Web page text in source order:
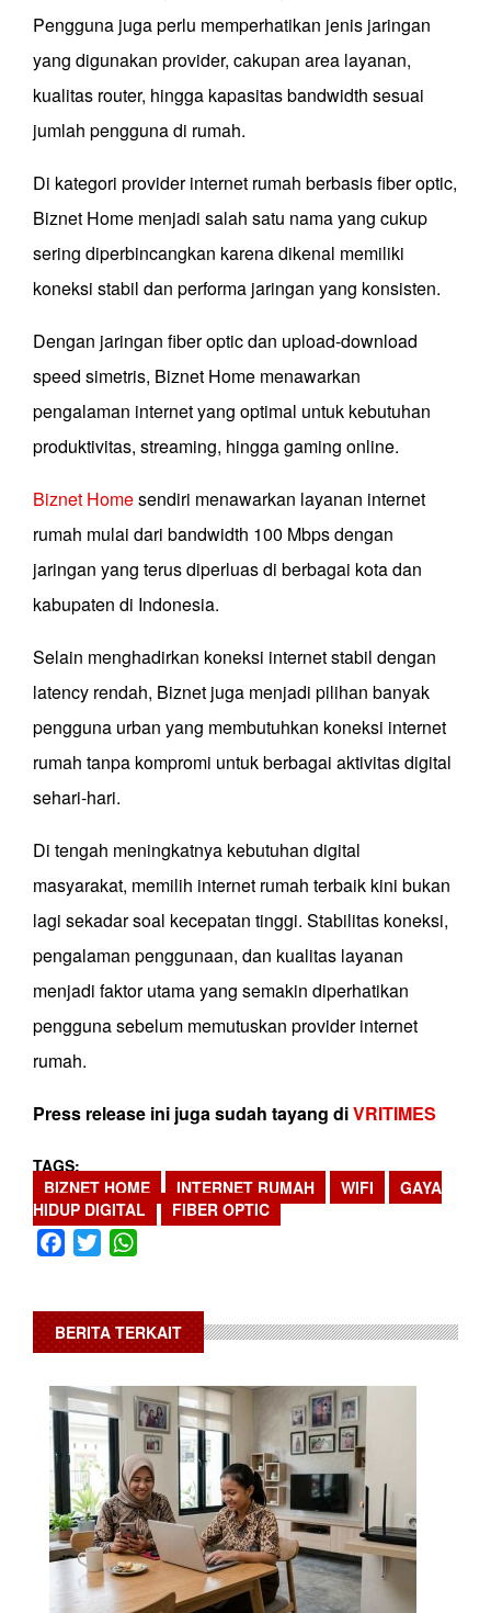
Pengguna juga perlu memperhatikan jenis jaringan
yang digunakan provider, cakupan area layanan,
kualitas router, hingga kapasitas bandwidth sesuai
jumlah pengguna di rumah.
Di kategori provider internet rumah berbasis fiber optic,
Biznet Home menjadi salah satu nama yang cukup
sering diperbincangkan karena dikenal memiliki
koneksi stabil dan performa jaringan yang konsisten.
Dengan jaringan fiber optic dan upload-download
speed simetris, Biznet Home menawarkan
pengalaman internet yang optimal untuk kebutuhan
produktivitas, streaming, hingga gaming online.
Biznet Homesendiri menawarkan layanan internet
rumah mulai dari bandwidth 100 Mbps dengan
jaringan yang terus diperluas di berbagai kota dan
kabupaten di Indonesia.
Selain menghadirkan koneksi internet stabil dengan
latency rendah, Biznet juga menjadi pilihan banyak
pengguna urban yang membutuhkan koneksi internet
rumah tanpa kompromi untuk berbagai aktivitas digital
sehari-hari.
Di tengah meningkatnya kebutuhan digital
masyarakat, memilih internet rumah terbaik kini bukan
lagi sekadar soal kecepatan tinggi. Stabilitas koneksi,
pengalaman penggunaan, dan kualitas layanan
menjadi faktor utama yang semakin diperhatikan
pengguna sebelum memutuskan provider internet
rumah.
Press release ini juga sudah tayang diVRITIMES
TAGS
BIZNET HOME
INTERNET RUMAH WIFI
GAYA
HIDUP DIGITAL
FIBER OPTIC
Facebook
Twitter
BERITA TERKAIT